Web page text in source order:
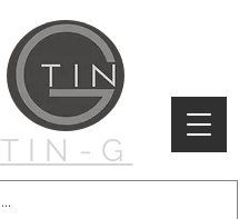
TIN-G